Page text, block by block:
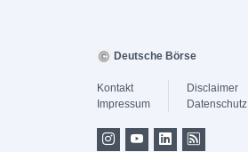
Deutsche Börse
Kontakt
Impressum
Disclaimer
Datenschutz